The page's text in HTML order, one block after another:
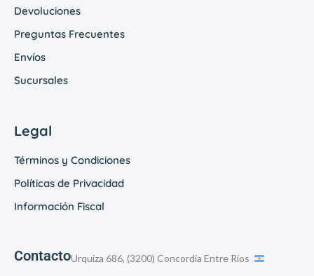
Devoluciones
Preguntas Frecuentes
Envíos
Sucursales
Legal
Términos y Condiciones
Políticas de Privacidad
Información Fiscal
ContactoUrquiza 686, (3200) Concordia Entre Ríos